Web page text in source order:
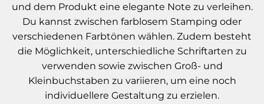
und dem Produkt eine elegante Note zu verleihen.
Du kannst zwischen farblosem Stamping oder
verschiedenen Farbtönen wählen. Zudem besteht
die Möglichkeit, unterschiedliche Schriftarten zu
verwenden sowie zwischen Groß- und
Kleinbuchstaben zu variieren, um eine noch
individuellere Gestaltung zu erzielen.